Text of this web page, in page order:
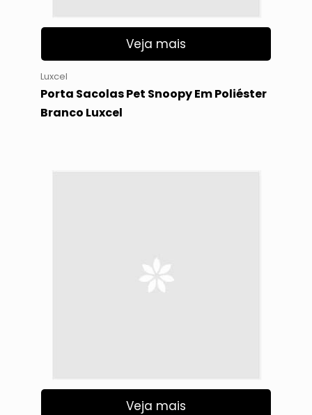
Veja mais
Luxcel
Porta Sacolas Pet Snoopy Em Poliéster
Branco Luxcel
Veja mais